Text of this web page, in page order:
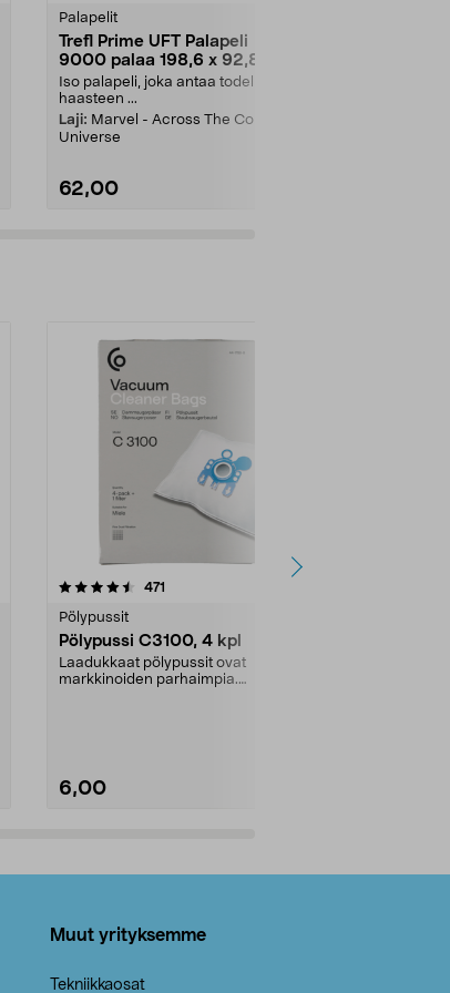
Palapelit
Trefl Prime UFT Palapeli
9000 palaa 198,6 x 92,8 cm
Iso palapeli, joka antaa todellisen
haasteen ...
Laji: Marvel - Across The Comic
Universe
62,00
471
Pölypussit
Pölypussi C3100, 4 kpl
Laadukkaat pölypussit ovat
markkinoiden parhaimpia.
6,00
4.5viidestä
Muut yrityksemme
Tekniikkaosat